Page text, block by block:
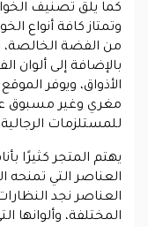
كما يلق تصنيف
وتمتاز كافة أنواع
من الفضة الخالصة،
بالإضافة إلى ألوان
الأذواق، ويوفر
مغري وغير مسبوق
للمستلزمات الرجالية.
يهتم المتجر كثيرًا
العناصر التي
العناصر نجد
المختلفة، وألوانها